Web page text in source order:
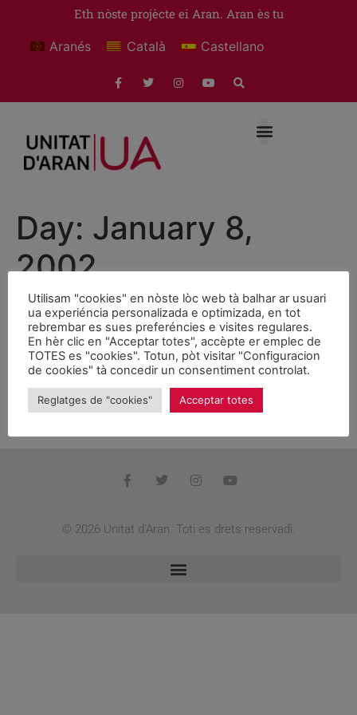
Eth nòste projècte ei Aran. Aran ès tu
Aranés Català Castellano
Day: January 8,
2002
El Pirineu avança!
Els diputats Francesc X. Boya i Quim Llena i el senador
Joan Ganyet valoren positivament el reconeixement
parlamentari de l’especificitat territorial pirinenca i
detallen les funcions del futur Institut per al
© 2026 Unitat d'Aran. Toti es drets reservadi.
Utilisam "cookies" en nòste lòc web tà balhar ar usuari
ua experiéncia personalizada e optimizada, en tot
rebrembar es sues preferéncies e visites regulares.
En hèr clic en "Acceptar totes", accèpte er emplec de
TOTES es "cookies". Totun, pòt visitar "Configuracion
de cookies" tà concedir un consentiment controlat.
Reglatges de "cookies" Acceptar totes